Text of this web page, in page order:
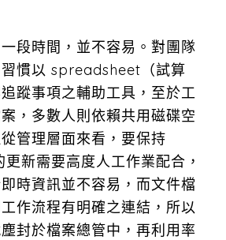
段時間，並不容易。對團隊
慣以 spreadsheet（試算
蹤事項之輔助工具，至於工
，多數人則依賴共用磁碟空
管理層面來看，要保持
新需要高度人工作業配合，
時資訊並不容易，而文件檔
作流程有明確之連結，所以
封於檔案總管中，再利用率